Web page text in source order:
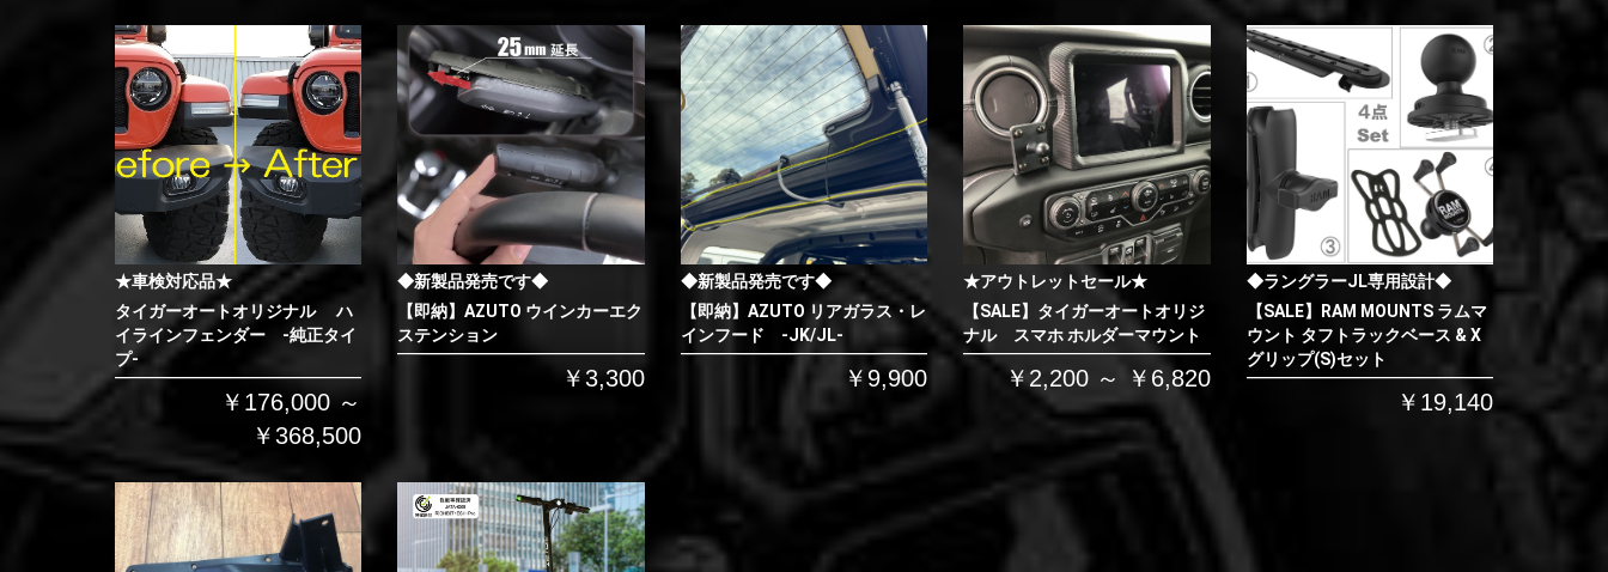
★車検対応品★
タイガーオートオリジナル ハ
イラインフェンダー -純正タイ
プ-
￥176,000 ～
￥368,500
◆新製品発売です◆
【即納】AZUTO ウインカーエク
ステンション
￥3,300
◆新製品発売です◆
【即納】AZUTO リアガラス・レ
インフード -JK/JL-
￥9,900
★アウトレットセール★
【SALE】タイガーオートオリジ
ナル スマホ ホルダーマウント
￥2,200 ～ ￥6,820
◆ラングラーJL専用設計◆
【SALE】RAM MOUNTS ラムマ
ウント タフトラックベース & X
グリップ(S)セット
￥19,140